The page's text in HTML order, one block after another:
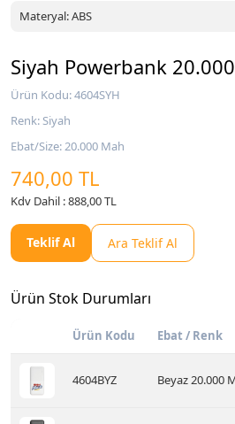
Materyal: ABS
Siyah Powerbank
Ürün Kodu: 4604SYH
Renk: Siyah
Ebat/Size: 20.000 Mah
740,00 TL
Kdv Dahil : 888,00 TL
Teklif Al Ara Teklif Al
Ürün Stok Durumları
Ürün Kodu Ebat / Renk
4604BYZ Beyaz 20.000